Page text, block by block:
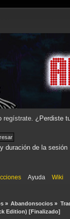
regístrate. ¿Perdiste
duración de la sesión
Ayuda Wiki
» Abandonsocios »
Edition) [Finalizado]